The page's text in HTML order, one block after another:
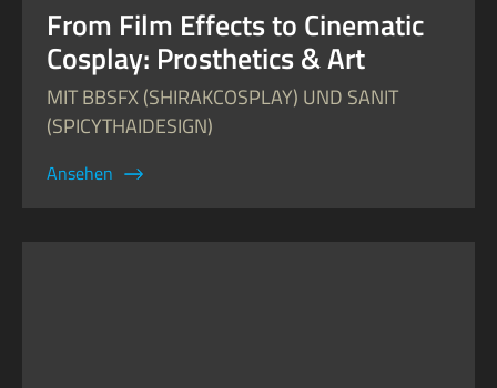
From Film Effects to Cinematic
Cosplay: Prosthetics & Art
MIT BBSFX (SHIRAKCOSPLAY) UND SANIT
(SPICYTHAIDESIGN)
Ansehen